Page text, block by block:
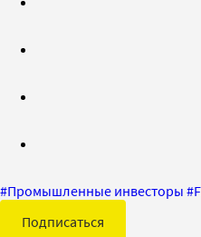
#Промышленные инвесторы #
Подписаться